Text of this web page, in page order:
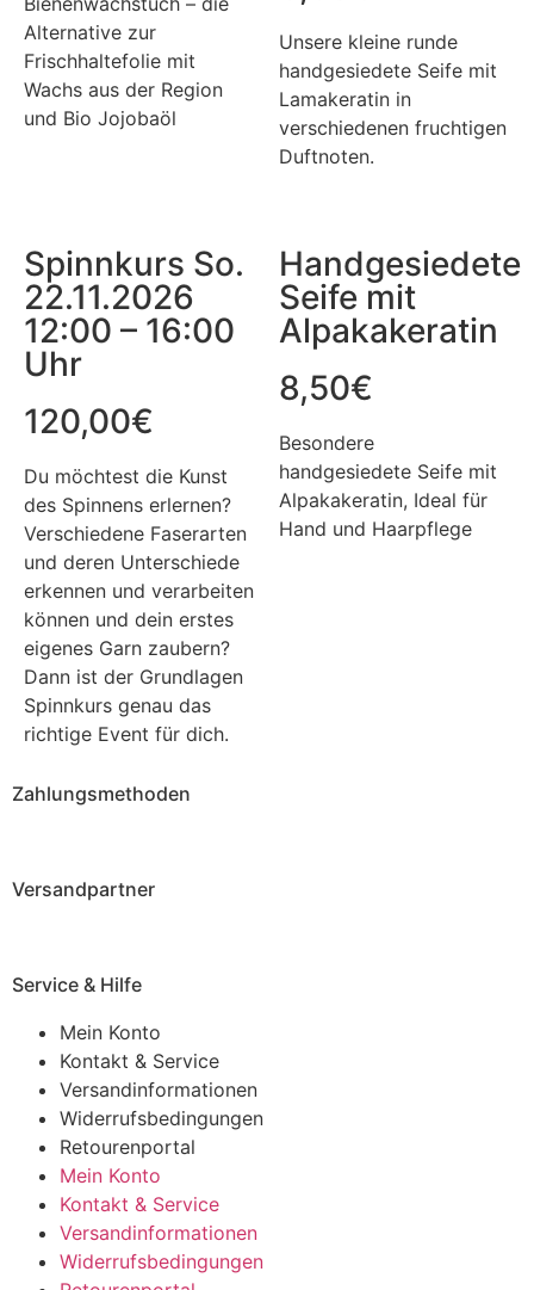
Alternative zur
Frischhaltefolie mit
Wachs aus der Region
und Bio Jojobaöl
Unsere kleine runde
handgesiedete Seife mit
Lamakeratin in
verschiedenen fruchtigen
Duftnoten.
Spinnkurs So.
22.11.2026
12:00 – 16:00
Uhr
120,00€
Du möchtest die Kunst
des Spinnens erlernen?
Verschiedene Faserarten
und deren Unterschiede
erkennen und verarbeiten
können und dein erstes
eigenes Garn zaubern?
Dann ist der Grundlagen
Spinnkurs genau das
richtige Event für dich.
Handgesiedete
Seife mit
Alpakakeratin
8,50€
Besondere
handgesiedete Seife mit
Alpakakeratin, Ideal für
Hand und Haarpflege
Zahlungsmethoden
Versandpartner
Service & Hilfe
Mein Konto
Kontakt & Service
Versandinformationen
Widerrufsbedingungen
Retourenportal
Mein Konto
Kontakt & Service
Versandinformationen
Widerrufsbedingungen